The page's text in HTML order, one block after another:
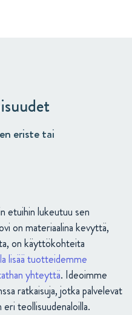
eriste tai
etuihin lukeutuu sen
on materiaalina kevyttä,
on käyttökohteita
lisää tuotteidemme
yhteyttä. Ideoimme
ratkaisuja, jotka palvelevat
teollisuudenaloilla.